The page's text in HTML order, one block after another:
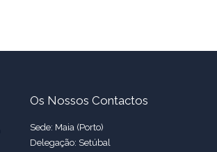
Os Nossos Contactos
Sede: Maia (Porto)
Delegação: Setúbal